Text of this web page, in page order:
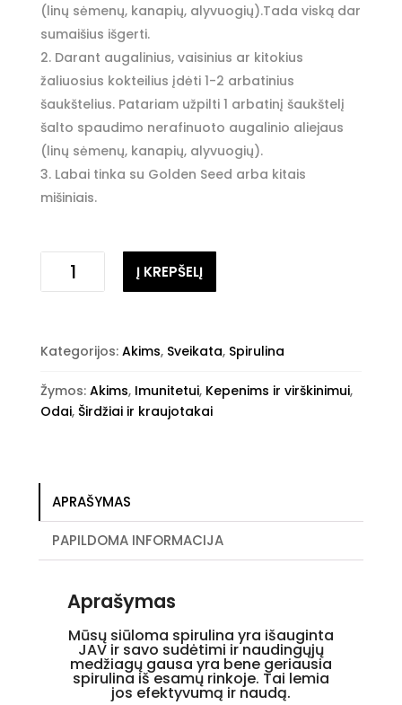
(linų sėmenų, kanapių, alyvuogių).Tada viską dar
sumaišius išgerti.
Darant augalinius, vaisinius ar kitokius
žaliuosius kokteilius įdėti 1-2 arbatinius
šaukštelius. Patariam užpilti 1 arbatinį šaukštelį
šalto spaudimo nerafinuoto augalinio aliejaus
(linų sėmenų, kanapių, alyvuogių).
Labai tinka su Golden Seed arba kitais
mišiniais.
Kiekis
Į KREPŠELĮ
Kategorijos: Akims, Sveikata, Spirulina
Žymos: Akims, Imunitetui, Kepenims ir virškinimui,
Odai, Širdžiai ir kraujotakai
APRAŠYMAS
PAPILDOMA INFORMACIJA
Aprašymas
Mūsų siūloma spirulina yra išauginta
JAV ir savo sudėtimi ir naudingųjų
medžiagų gausa yra bene geriausia
spirulina iš esamų rinkoje. Tai lemia
jos efektyvumą ir naudą.